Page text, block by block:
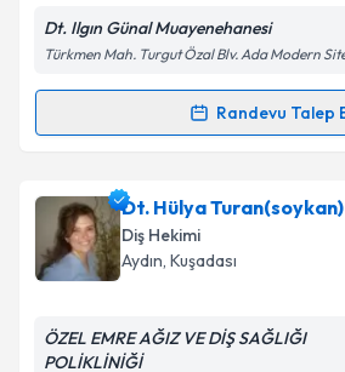
Kişisel verilerimin
Metni'ni okudum ve kişisel
kapsamda işlenmesini kabul
Dt. Ilgın Günal Muayenehanesi
Türkmen Mah. Turgut Özal Blv. Ada Modern
Randevu Talep
Randevu Takvimi Talebi
Dt. Ilgın Günaliçin randevu
Size bu uzmandan randevu
hazırlandığında e-posta ile
Dt. Hülya Turan(soykan)
Diş Hekimi
Aydın, Kuşadası
ÖZEL EMRE AĞIZ VE DİŞ SAĞLIĞI
POLİKLİNİĞİ